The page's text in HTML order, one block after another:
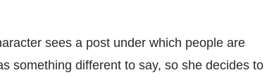
sees a post under which people are
something different to say, so she decides to